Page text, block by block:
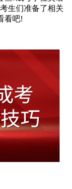
生们准备了相关
看吧!